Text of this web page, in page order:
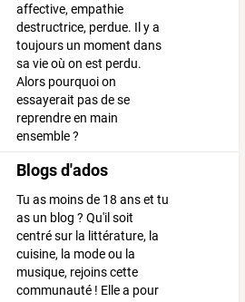
affective, empathie
destructrice, perdue. Il y a
toujours un moment dans
sa vie où on est perdu.
Alors pourquoi on
essayerait pas de se
reprendre en main
ensemble ?
Blogs d'ados
Tu as moins de 18 ans et tu
as un blog ? Qu'il soit
centré sur la littérature, la
cuisine, la mode ou la
musique, rejoins cette
communauté ! Elle a pour